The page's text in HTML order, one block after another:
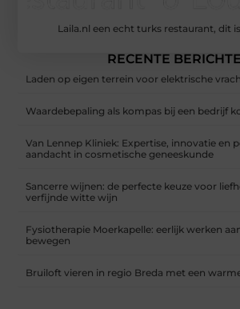
Laila.nl een echt turks restaurant, dit
RECENTE
Laden op eigen terrein voor elektrische
Waardebepaling als kompas bij een bedrijf
Van Lennep Kliniek: Expertise, innovatie en
aandacht in cosmetische geneeskunde
Sancerre wijnen: de perfecte keuze voor
verfijnde witte wijn
Fysiotherapie Moerkapelle: eerlijk werken
bewegen
Bruiloft vieren in regio Breda met een